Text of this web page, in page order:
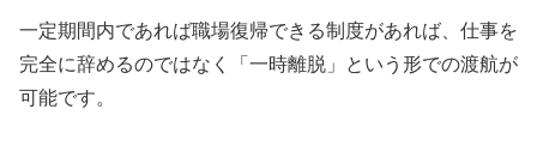
一定期間内であれば職場復帰できる制度があれば、仕事を
完全に辞めるのではなく「一時離脱」という形での渡航が
可能です。